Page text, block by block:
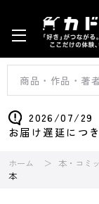
2026/07/29
お届け遅延につ
ホーム 本・コミ
本